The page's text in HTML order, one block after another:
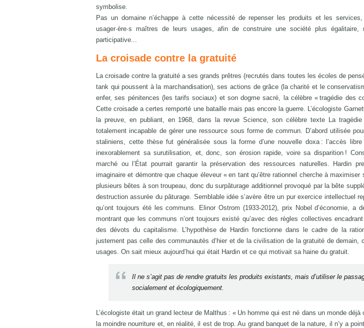
symbolise.
Pas un domaine n’échappe à cette nécessité de repenser les produits et les
usager·ère·s maîtres de leurs usages, afin de construire une société plus
participative...
La croisade contre la gratuité
La croisade contre la gratuité a ses grands prêtres (recrutés dans toutes les écoles de
tank qui poussent à la marchandisation), ses actions de grâce (la charité et le
enfer, ses pénitences (les tarifs sociaux) et son dogme sacré, la célèbre « tragédie des
Cette croisade a certes remporté une bataille mais pas encore la guerre. L’écologiste
la preuve, en publiant, en 1968, dans la revue Science, son célèbre texte La tragédie
totalement incapable de gérer une ressource sous forme de commun. D’abord utilisée
staliniens, cette thèse fut généralisée sous la forme d’une nouvelle doxa : l’accès
inexorablement sa surutilisation, et, donc, son érosion rapide, voire sa disparition !
marché ou l’État pourrait garantir la préservation des ressources naturelles. Hardin
imaginaire et démontre que chaque éleveur « en tant qu’être rationnel cherche à
plusieurs bêtes à son troupeau, donc du surpâturage additionnel provoqué par la bête
destruction assurée du pâturage. Semblable idée s’avère être un pur exercice intellectuel
qu’ont toujours été les communs. Elinor Ostrom (1933-2012), prix Nobel d’économie, a
montrant que les communs n’ont toujours existé qu’avec des règles collectives
des dévots du capitalisme. L’hypothèse de Hardin fonctionne dans le cadre de la
justement pas celle des communautés d’hier et de la civilisation de la gratuité de demain,
usages. On sait mieux aujourd’hui qui était Hardin et ce qui motivait sa haine du gratuit.
Il ne s’agit pas de rendre gratuits les produits existants, mais d’utiliser le
socialement et écologiquement.
L’écologiste était un grand lecteur de Malthus : « Un homme qui est né dans un monde
la moindre nourriture et, en réalité, il est de trop. Au grand banquet de la nature, il n’y a